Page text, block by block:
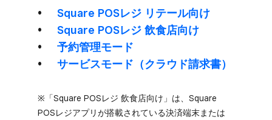
Square POSレジ リテール向け
Square POSレジ 飲食店向け
予約管理モード
サービスモード​（クラウド請求書）
※​「Square POSレジ 飲食店向け」は、​Square
POSレジアプリが​搭載されている​決済端末または​